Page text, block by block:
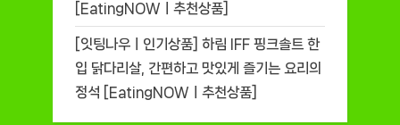
[EatingNOWㅣ추천상품]
[잇팅나우ㅣ인기상품] 하림 IFF 핑크솔트 한
입 닭다리살, 간편하고 맛있게 즐기는 요리의
정석 [EatingNOWㅣ추천상품]